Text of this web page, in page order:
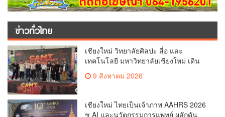
ข่าวทั่วไทย
เชียงใหม่ วิทยาลัยศิลปะ สื่อ และ
เทคโนโลยี มหาวิทยาลัยเชียงใหม่ เดิน
หน้าสร้างแรงบันดาลใจจัดกิจกรรม
“CAMT Digital Contest 2026”(คลิป)
9 สิงหาคม 2026
เชียงใหม่ ไทยเป็นเจ้าภาพ AAHRS 2026
ชู AI และนวัตกรรมการแพทย์ ผลักดัน